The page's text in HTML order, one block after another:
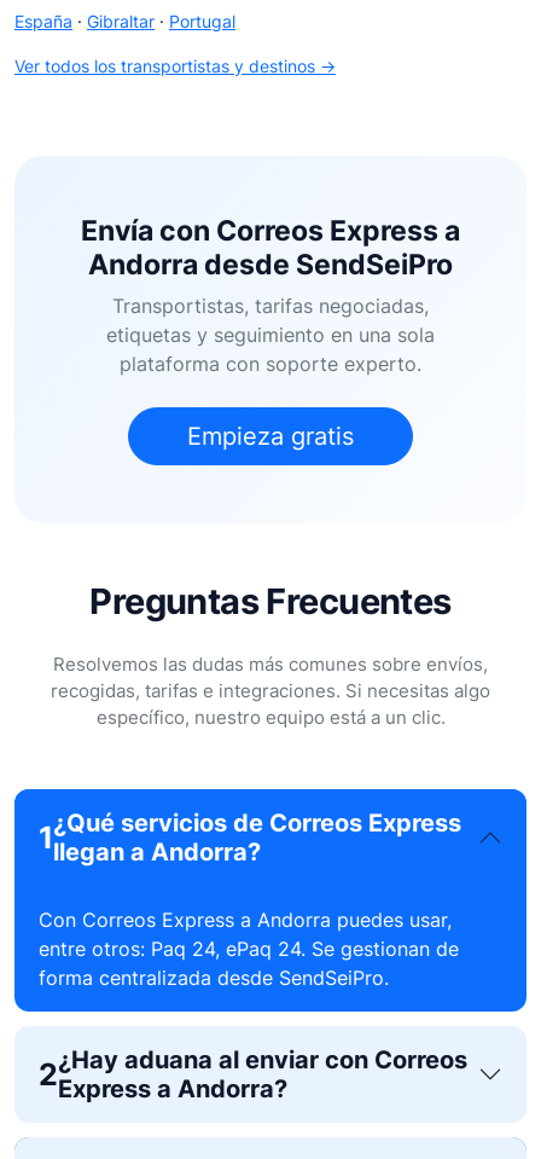
España · Gibraltar · Portugal
Ver todos los transportistas y destinos →
Envía con Correos Express a
Andorra desde SendSeiPro
Transportistas, tarifas negociadas,
etiquetas y seguimiento en una sola
plataforma con soporte experto.
Empieza gratis
Preguntas Frecuentes
Resolvemos las dudas más comunes sobre envíos,
recogidas, tarifas e integraciones. Si necesitas algo
específico, nuestro equipo está a un clic.
1¿Qué servicios de Correos Express
llegan a Andorra?
Con Correos Express a Andorra puedes usar,
entre otros: Paq 24, ePaq 24. Se gestionan de
forma centralizada desde SendSeiPro.
2¿Hay aduana al enviar con Correos
Express a Andorra?